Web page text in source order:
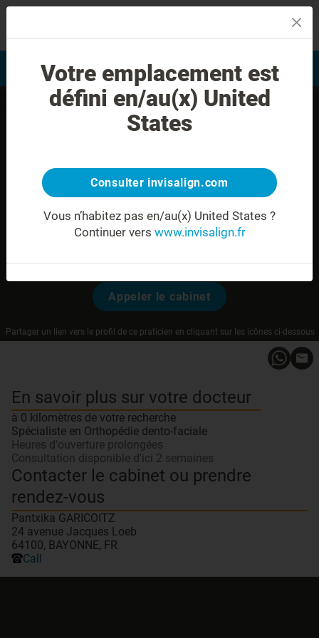
Evaluation du sourire Trouver un praticien
Appeler le cabinet
Partager un lien vers le profil de ce praticien en cliquant sur les icônes ci-dessous
En savoir plus sur votre docteur
à 0 kilomètres de votre recherche
Spécialiste en Orthopédie dento-faciale
Heures d'ouverture prolongées
Consultation disponible d'ici 2 semaines
Contacter le cabinet ou prendre
rendez-vous
Pantxika GARICOITZ
24 avenue Jacques Loeb
64100, BAYONNE, FR
Call
Votre emplacement est
défini en/au(x) United
States
Consulter invisalign.com
Vous n’habitez pas en/au(x) United States ?
Continuer vers www.invisalign.fr